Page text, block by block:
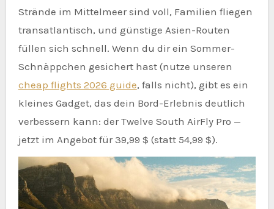
Strände im Mittelmeer sind voll, Familien fliegen
transatlantisch, und günstige Asien-Routen
füllen sich schnell. Wenn du dir ein Sommer-
Schnäppchen gesichert hast (nutze unseren
cheap flights 2026 guide, falls nicht), gibt es ein
kleines Gadget, das dein Bord-Erlebnis deutlich
verbessern kann: der Twelve South AirFly Pro —
jetzt im Angebot für 39,99 $ (statt 54,99 $).